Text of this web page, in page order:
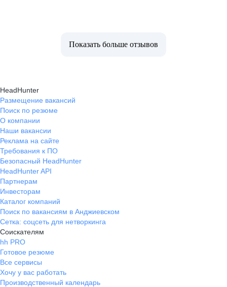
Показать больше отзывов
HeadHunter
Размещение вакансий
Поиск по резюме
О компании
Наши вакансии
Реклама на сайте
Требования к ПО
Безопасный HeadHunter
HeadHunter API
Партнерам
Инвесторам
Каталог компаний
Поиск по вакансиям в Анджиевском
Сетка: соцсеть для нетворкинга
Соискателям
hh PRO
Готовое резюме
Все сервисы
Хочу у вас работать
Производственный календарь